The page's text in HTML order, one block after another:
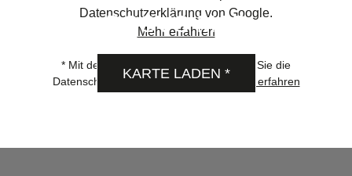
Datenschutzerklärung von Google.
Mehr erfahren
DSGVO MAP
KARTE LADEN *
* Mit dem Laden der Karte akzeptieren Sie die
Datenschutzerklärung von Google.
Mehr erfahren